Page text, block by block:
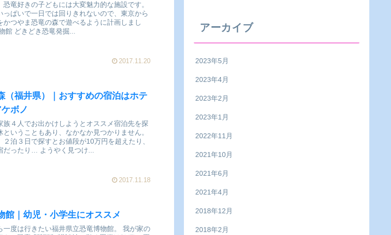
竜好きの子どもには大変魅力的な施設です。
っぱいで一日では回りきれないので、東京から
かつやま恐竜の森で遊べるように計画しまし
た。 福井県立恐竜博物館 どきどき恐竜発掘...
2017.11.20
（福井県）｜おすすめの宿泊はホテ
ボノ
族４人でお出かけしようとオススメ宿泊先を探
ということもあり、なかなか見つかりません。
泊３日で探すとお値段が10万円を超えたり、
子どもには微妙な民宿だったり… ようやく見つけ...
2017.11.18
館｜幼児・小学生にオススメ
は行きたい福井県立恐竜博物館。 我が家の
アーカイブ
2023年5月
2023年4月
2023年2月
2023年1月
2022年11月
2021年10月
2021年6月
2021年4月
2018年12月
2018年2月